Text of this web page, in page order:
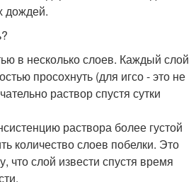
дождей.
в несколько слоев. Каждый слой
просохнуть (для игсо - это не
раствор спустя сутки
раствора более густой
количество слоев побелки. Это
что слой извести спустя время